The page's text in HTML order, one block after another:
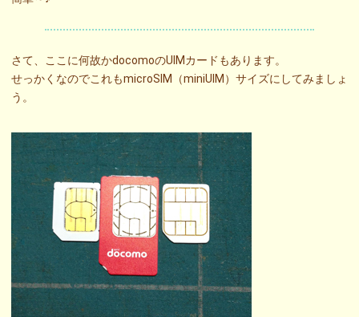
さて、ここに何故かdocomoのUIMカードもあります。
せっかくなのでこれもmicroSIM（miniUIM）サイズにしてみましょ
う。